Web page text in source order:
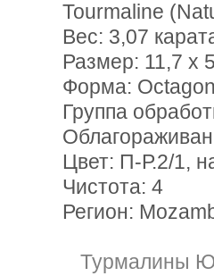
Tourmaline
Вес: 3,07
Размер: 11,7 х
Форма:
Группа
Цвет: П-Р.2/1,
Чистота: 4
Регион:
Турмалины